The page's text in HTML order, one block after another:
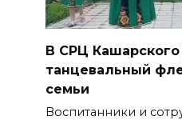
В СРЦ
танцевальный
семьи
Воспитанники и